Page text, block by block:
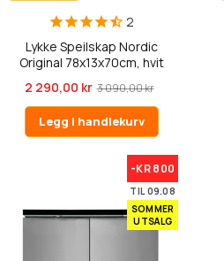
2
Lykke Speilskap Nordic
Original 78x13x70cm, hvit
2 290,00 kr 3 090,00 kr
Legg i handlekurv
-KR 800
TIL 09.08
SOMMER
UTSALG